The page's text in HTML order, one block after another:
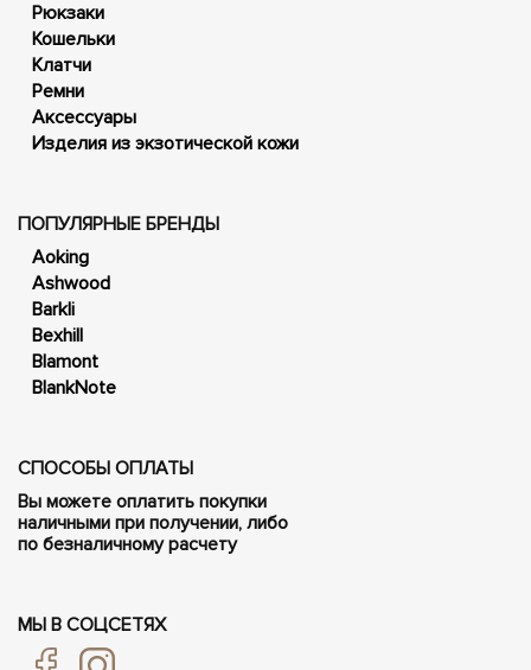
Рюкзаки
Кошельки
Клатчи
Ремни
Аксессуары
Изделия из экзотической кожи
ПОПУЛЯРНЫЕ БРЕНДЫ
Aoking
Ashwood
Barkli
Bexhill
Blamont
BlankNote
СПОСОБЫ ОПЛАТЫ
Вы можете оплатить покупки
наличными при получении, либо
по безналичному расчету
МЫ В СОЦСЕТЯХ